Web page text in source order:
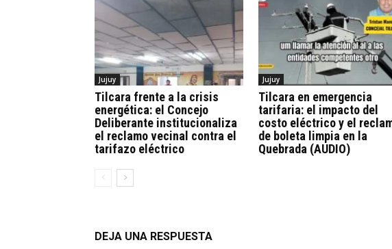
Jujuy
Tilcara frente a la crisis
energética: el Concejo
Deliberante institucionaliza
el reclamo vecinal contra el
tarifazo eléctrico
Jujuy
Tilcara en emergencia
tarifaria: el impacto del
costo eléctrico y el
de boleta limpia en la
Quebrada (AUDIO)
DEJA UNA RESPUESTA